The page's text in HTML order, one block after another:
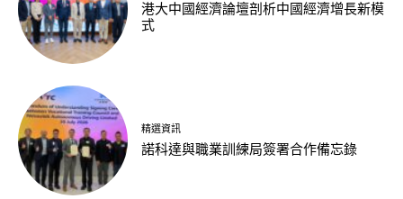
港大中國經濟論壇剖析中國經濟增長新模
式
精選資訊
諾科達與職業訓練局簽署合作備忘錄